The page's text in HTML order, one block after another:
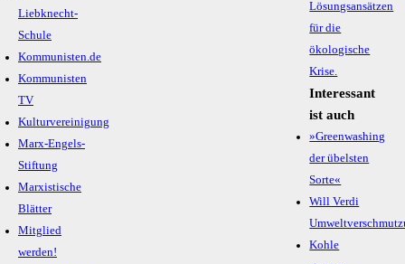
Liebknecht-
Schule
Kommunisten.de
Kommunisten
TV
Kulturvereinigung
Marx-Engels-
Stiftung
Marxistische
Blätter
Mitglied
werden!
Interessant
ist auch
»Greenwashing
der übelsten
Sorte«
Will Verdi
Kohle